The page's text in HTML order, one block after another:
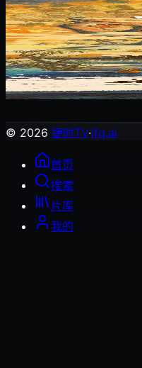
2
浪浪山小妖怪
动画片
© 2026 捷时TV·ifq.ai
首页
搜索
片库
我的